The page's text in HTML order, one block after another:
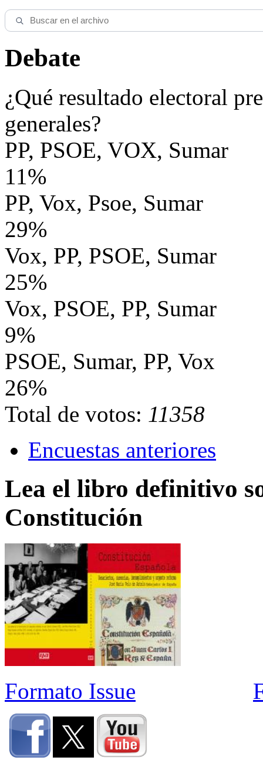
Debate
¿Qué resultado electoral
generales?
PP, PSOE, VOX, Sumar
11%
PP, Vox, Psoe, Sumar
29%
Vox, PP, PSOE, Sumar
25%
Vox, PSOE, PP, Sumar
9%
PSOE, Sumar, PP, Vox
26%
Total de votos: 11358
Encuestas anteriores
Lea el libro definitivo
Constitución
Formato Issue